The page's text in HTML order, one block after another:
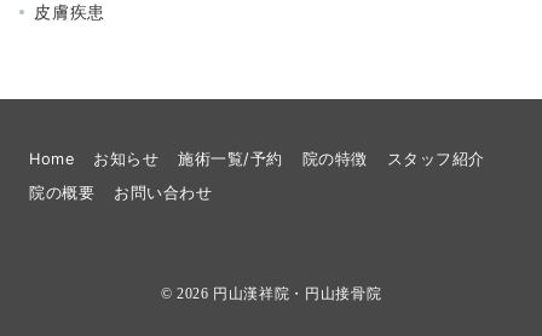
皮膚疾患
Home お知らせ 施術一覧/予約 院の特徴
スタッフ紹介
院の概要
お問い合わせ
© 2026 円山漢祥院・円山接骨院